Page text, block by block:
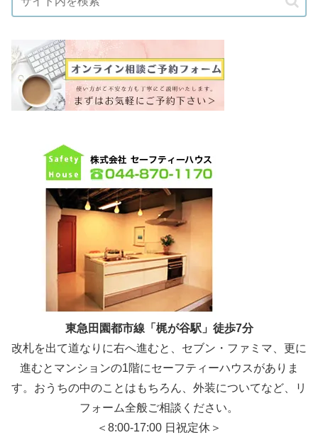
東急田園都市線「梶が谷駅」徒歩7分
改札を出て道なりに右へ進むと、セブン・ファミマ、更に
進むとマンションの1階にセーフティーハウスがありま
す。おうちの中のことはもちろん、外装についてなど、リ
フォーム全般ご相談ください。
＜8:00-17:00 日祝定休＞